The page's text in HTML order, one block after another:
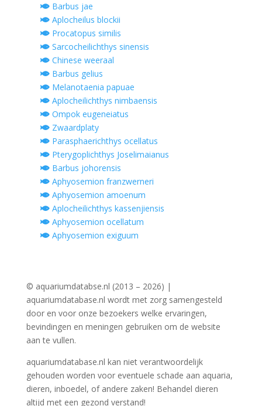
Barbus jae
Aplocheilus blockii
Procatopus similis
Sarcocheilichthys sinensis
Chinese weeraal
Barbus gelius
Melanotaenia papuae
Aplocheilichthys nimbaensis
Ompok eugeneiatus
Zwaardplaty
Parasphaerichthys ocellatus
Pterygoplichthys Joselimaianus
Barbus johorensis
Aphyosemion franzwerneri
Aphyosemion amoenum
Aplocheilichthys kassenjiensis
Aphyosemion ocellatum
Aphyosemion exiguum
© aquariumdatabse.nl (2013 – 2026) |
aquariumdatabase.nl wordt met zorg samengesteld
door en voor onze bezoekers welke ervaringen,
bevindingen en meningen gebruiken om de website
aan te vullen.
aquariumdatabase.nl kan niet verantwoordelijk
gehouden worden voor eventuele schade aan aquaria,
dieren, inboedel, of andere zaken! Behandel dieren
altijd met een gezond verstand!